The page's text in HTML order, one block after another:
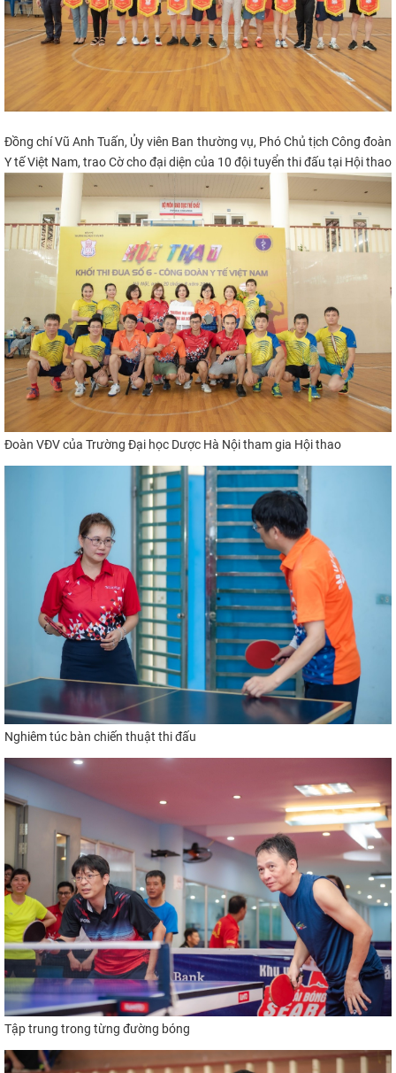
Đồng chí Vũ Anh Tuấn, Ủy viên Ban thường vụ, PhóChủ tịch Công đoàn
Y tế Việt Nam, trao Cờ cho đại diện của 10 đội tuyển thi đấu tại Hội thao
Đoàn VĐV của Trường Đại học Dược Hà Nội tham gia Hội thao
Nghiêm túc bàn chiến thuật thi đấu
Tậptrung trong từng đường bóng